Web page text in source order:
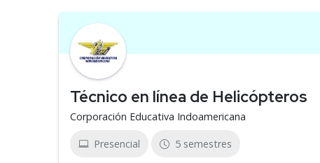
Técnico en línea de Helicópteros
Corporación Educativa Indoamericana
Presencial 5 semestres